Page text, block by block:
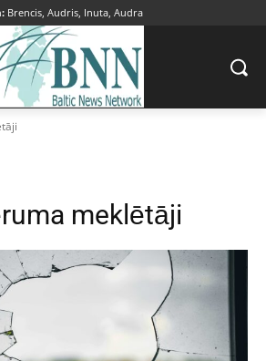
Brencis, Audris, Inuta, Audra
meklētāji